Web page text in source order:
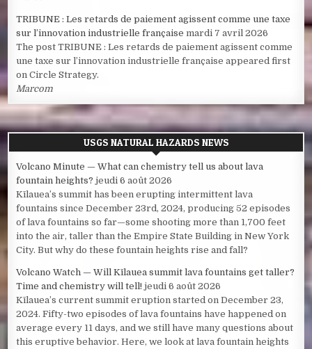
TRIBUNE : Les retards de paiement agissent comme une taxe
sur l’innovation industrielle française mardi 7 avril 2026
The post TRIBUNE : Les retards de paiement agissent comme
une taxe sur l’innovation industrielle française appeared first
on Circle Strategy.
Marcom
USGS NATURAL HAZARDS NEWS
Volcano Minute — What can chemistry tell us about lava
fountain heights? jeudi 6 août 2026
Kīlauea’s summit has been erupting intermittent lava
fountains since December 23rd, 2024, producing 52 episodes
of lava fountains so far—some shooting more than 1,700 feet
into the air, taller than the Empire State Building in New York
City. But why do these fountain heights rise and fall?
Volcano Watch — Will Kīlauea summit lava fountains get taller?
Time and chemistry will tell! jeudi 6 août 2026
Kīlauea’s current summit eruption started on December 23,
2024. Fifty-two episodes of lava fountains have happened on
average every 11 days, and we still have many questions about
this eruptive behavior. Here, we look at lava fountain heights